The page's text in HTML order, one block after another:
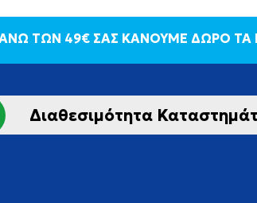
ΑΝΩ ΤΩΝ 49€ ΣΑΣ ΚΑΝΟΥΜΕ ΔΩΡΟ
Διαθεσιμότητα